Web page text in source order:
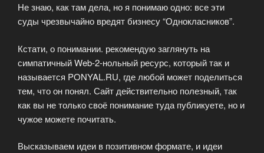
Не знаю, как там дела, но я понимаю одно: все эти
суды чрезвычайно вредят бизнесу “Однокласников”.
Кстати, о понимании. рекомендую заглянуть на
симпатичный Web-2-нольный ресурс, который так и
называется PONYAL.RU, где любой может поделиться
тем, что он понял. Сайт действительно полезный, так
как вы не только своё понимание туда публикуете, но и
чужое можете почитать.
Высказываем идеи в позитивном формате, и идеи